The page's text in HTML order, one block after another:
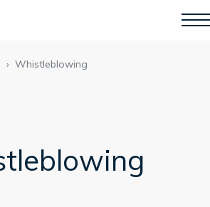
Whistleblowing